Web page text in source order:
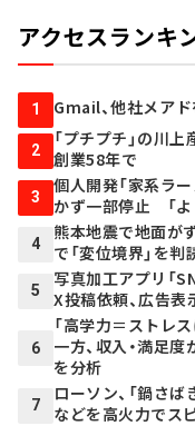
アクセスランキ
1 Gmail、他社メア
2
「プチプチ」の川
創業58年で
3
個人開発「家系ラ
かず一部停止 「よ
4
熊本地震で地面が
で「変位境界」を
5
写真加工アプリ「
X投稿依頼、広告
6
「高学力＝ストレ
一方、収入・満足
を分析
7
ローソン、「鍋さ
などを高火力でス